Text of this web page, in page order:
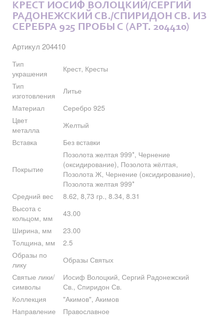
КРЕСТ ИОСИФ ВОЛОЦКИЙ/СЕРГИЙ
РАДОНЕЖСКИЙ СВ./СПИРИДОН СВ. ИЗ
СЕРЕБРА 925 ПРОБЫ С (АРТ. 204410)
Артикул 204410
Тип
украшения
Крест, Кресты
Тип
изготовления
Литье
Материал
Серебро 925
Цвет
металла
Желтый
Вставка
Без вставки
Покрытие
Позолота желтая 999*, Чернение
(оксидирование), Позолота жёлтая,
Позолота Ж, Чернение (оксидирование),
Позолота желтая 999*
Средний вес
8.62, 8,73 гр., 8.34, 8.31
Высота с
кольцом, мм
43.00
Ширина, мм
23.00
Толщина, мм
2.5
Образы по
лику
Образы Святых
Святые лики/
символы
Иосиф Волоцкий, Сергий Радонежский
Св., Спиридон Св.
Коллекция
"Акимов", Акимов
Направление
Православное